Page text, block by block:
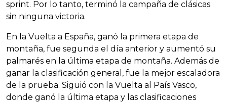
sprint. Por lo tanto, terminó la campaña de clásicas
sin ninguna victoria.
En la Vuelta a España, ganó la primera etapa de
montaña, fue segunda el día anterior y aumentó su
palmarés en la última etapa de montaña. Además de
ganar la clasificación general, fue la mejor escaladora
de la prueba. Siguió con la Vuelta al País Vasco,
donde ganó la última etapa y las clasificaciones